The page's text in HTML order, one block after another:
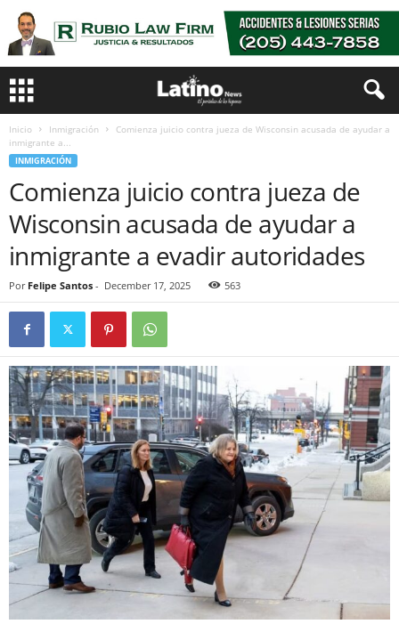
Inicio Inmigración
Comienza juicio contra jueza de Wisconsin acusada de ayudar a
inmigrante a...
INMIGRACIÓN
Comienza juicio contra jueza de
Wisconsin acusada de ayudar a
inmigrante a evadir autoridades
Por Felipe Santos - December 17, 2025 563